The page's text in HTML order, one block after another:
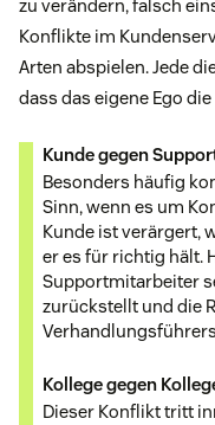
zu verändern, falsch
Konflikte im
Arten abspielen. Jede
dass das eigene Ego
Kunde gegen
Besonders häufig
Sinn, wenn es um
Kunde ist verärgert,
er es für richtig hält.
Supportmitarbeiter
zurückstellt und die
Kollege gegen
Dieser Konflikt tritt